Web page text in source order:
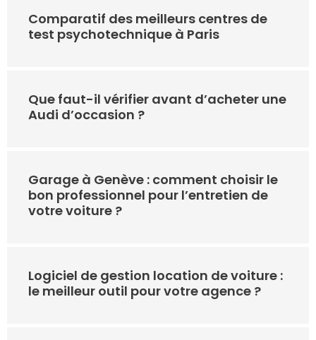
Comparatif des meilleurs centres de
test psychotechnique à Paris
Que faut-il vérifier avant d’acheter une
Audi d’occasion ?
Garage à Genève : comment choisir le
bon professionnel pour l’entretien de
votre voiture ?
Logiciel de gestion location de voiture :
le meilleur outil pour votre agence ?